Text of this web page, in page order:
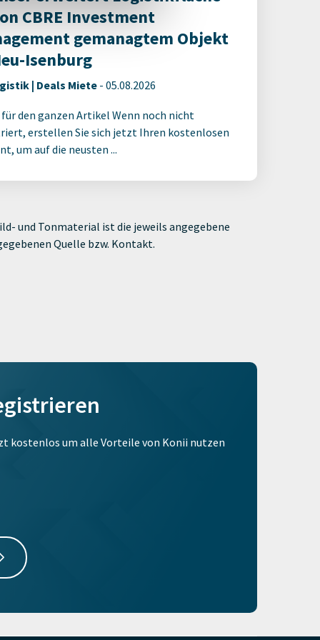
CBRE Investment
gemanagtem Objekt
Isenburg
| Deals Miete - 05.08.2026
den ganzen Artikel Wenn noch nicht
erstellen Sie sich jetzt Ihren kostenlosen
um auf die neusten ...
und Tonmaterial ist die jeweils angegebene
Quelle bzw. Kontakt.
kostenlos um alle Vorteile von Konii nutzen